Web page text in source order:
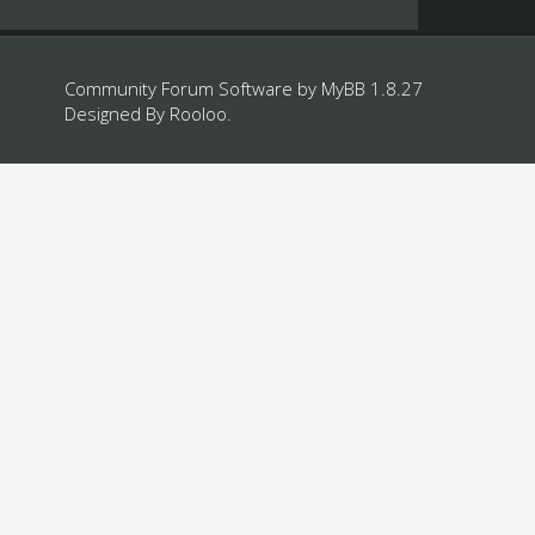
Community Forum Software by MyBB 1.8.27
Designed By Rooloo.